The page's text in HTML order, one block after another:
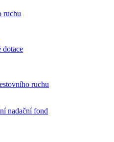
ruchu
dotace
ruchu
nadační fond